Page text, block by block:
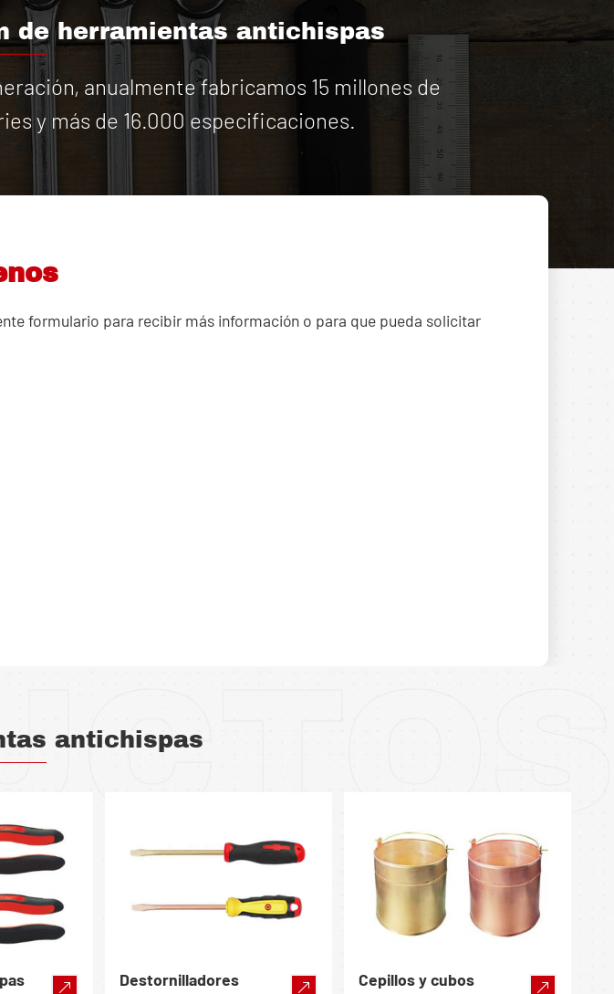
de herramientas antichispas
anualmente fabricamos 15 millones de
y más de 16.000 especificaciones.
formulario para recibir más información o para que pueda solicitar
antichispas
Destornilladores
Cepillos y cubos